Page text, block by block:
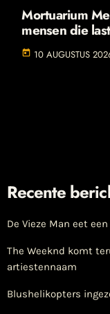
Mortuarium
mensen die
today 10 AUGUSTUS
Recente
De Vieze Man eet
The Weeknd komt
artiestennaam
Blushelikopters